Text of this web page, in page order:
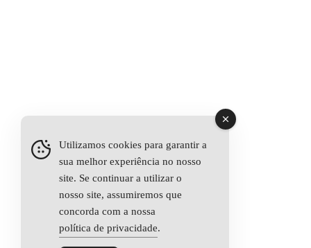
Utilizamos cookies para garantir a
sua melhor experiência no nosso
site. Se continuar a utilizar o
nosso site, assumiremos que
concorda com a nossa
política de privacidade.